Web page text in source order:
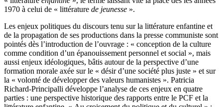
1970 à celui de « littérature de jeunesse ».
Les enjeux politiques du discours tenu sur la littérature enfantine et
de la propagation de ses productions dans la presse communiste sont
pointés dès l’introduction de l’ouvrage : « conception de la culture
comme condition d’un épanouissement personnel et social », mais
aussi enjeux idéologiques, bâtis autour de la perspective d’une
formation morale axée sur le « désir d’une société plus juste » et sur
la « volonté de développer des valeurs humanistes ». Patricia
Richard-Principalli développe l’analyse de ces enjeux en quatre
parties : une perspective historique des rapports entre le PCF et la